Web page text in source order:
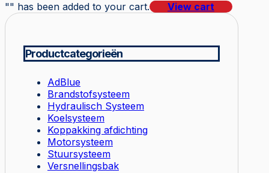
"" has been added to your cart. View cart
Productcategorieën
AdBlue
Brandstofsysteem
Hydraulisch Systeem
Koelsysteem
Koppakking afdichting
Motorsysteem
Stuursysteem
Versnellingsbak